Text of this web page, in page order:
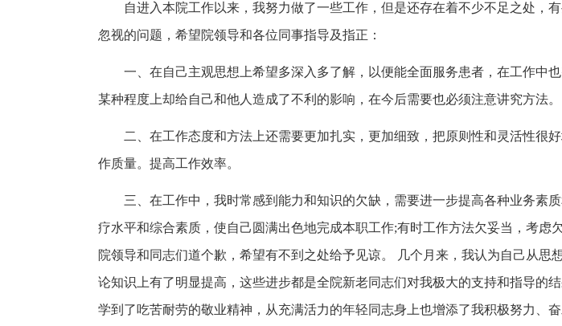
自进入本院工作以来，我努力做了一些工作，但是还存在着不少不足之处，
忽视的问题，希望院领导和各位同事指导及指正：
一、在自己主观思想上希望多深入多了解，以便能全面服务患者，在工作中
某种程度上却给自己和他人造成了不利的影响，在今后需要也必须注意讲究方法。
二、在工作态度和方法上还需要更加扎实，更加细致，把原则性和灵活性很
作质量。提高工作效率。
三、在工作中，我时常感到能力和知识的欠缺，需要进一步提高各种业务素
疗水平和综合素质，使自己圆满出色地完成本职工作;有时工作方法欠妥当，考虑
院领导和同志们道个歉，希望有不到之处给予见谅。 几个月来，我认为自己从思
论知识上有了明显提高，这些进步都是全院新老同志们对我极大的支持和指导的
学到了吃苦耐劳的敬业精神，从充满活力的年轻同志身上也增添了我积极努力、